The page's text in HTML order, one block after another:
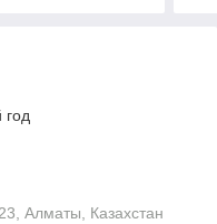
год
Алматы, Казахстан